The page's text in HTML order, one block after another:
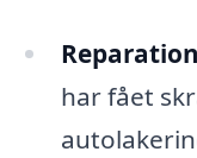
har fået